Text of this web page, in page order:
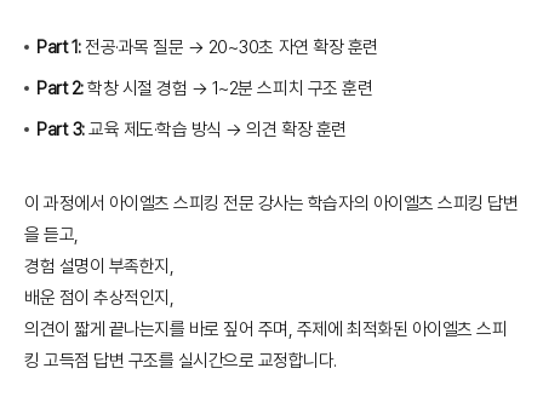
Part 1:전공·과목 질문 → 20~30초 자연 확장 훈련
Part 2:학창 시절 경험 → 1~2분 스피치 구조 훈련
Part 3:교육 제도·학습 방식 → 의견 확장 훈련
이 과정에서 아이엘츠 스피킹 전문 강사는 학습자의 아이엘츠 스피킹 답변
을 듣고,
경험 설명이 부족한지,
배운 점이 추상적인지,
의견이 짧게 끝나는지를 바로 짚어 주며, 주제에 최적화된 아이엘츠 스피
킹 고득점 답변 구조를 실시간으로 교정합니다.